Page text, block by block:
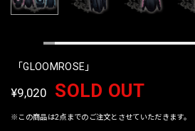
「GLOOMROSE」
¥9,020 SOLD OUT
※この商品は2点までのご注文とさせていただきます。